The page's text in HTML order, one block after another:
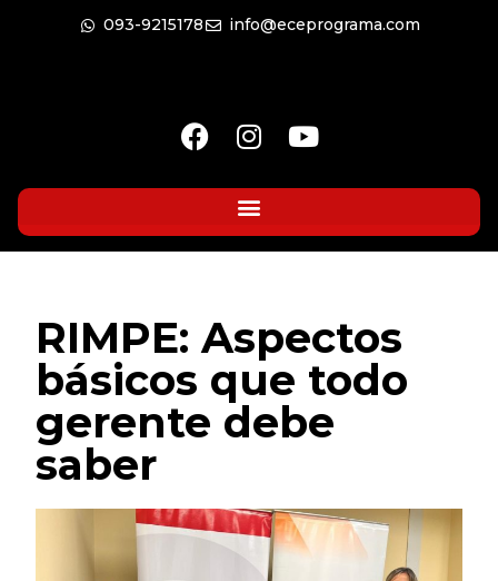
093-9215178 info@eceprograma.com
RIMPE: Aspectos
básicos que todo
gerente debe
saber